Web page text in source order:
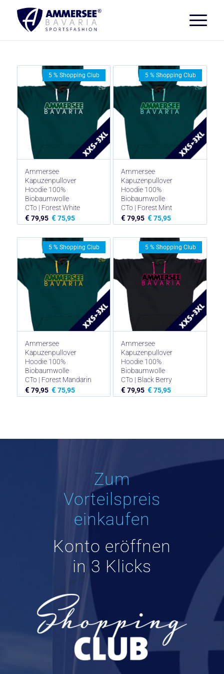
Ammersee
Kapuzenpullover
Hoodie 100%
Biobaumwolle
CTo | Forest White
€ 79,95 € 75,95
5 % Shopping Club
Ammersee
Kapuzenpullover
Hoodie 100%
Biobaumwolle
CTo | Forest Mint
€ 79,95 € 75,95
5 % Shopping Club
Ammersee
Kapuzenpullover
Hoodie 100%
Biobaumwolle
CTo | Forest Mandarin
€ 79,95 € 75,95
5 % Shopping Club
Ammersee
Kapuzenpullover
Hoodie 100%
Biobaumwolle
CTo | Black Berry
€ 79,95 € 75,95
5 % Shopping Club
Zum
Vorteilspreis
einkaufen
Konto eröffnen
in 3 Klicks